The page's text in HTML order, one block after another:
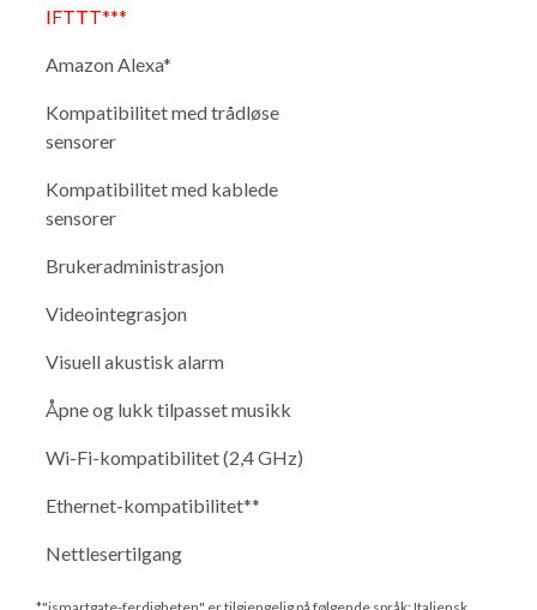
IFTTT***
Amazon Alexa*
Kompatibilitet med trådløse
sensorer
Kompatibilitet med kablede
sensorer
Brukeradministrasjon
Videointegrasjon
Visuell akustisk alarm
Åpne og lukk tilpasset musikk
Wi-Fi-kompatibilitet (2,4 GHz)
Ethernet-kompatibilitet**
Nettlesertilgang